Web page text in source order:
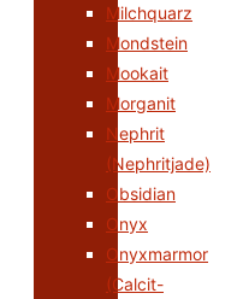
Milchquarz
Mondstein
Mookait
Morganit
Nephrit
(Nephritjade)
Obsidian
Onyx
Onyxmarmor
(Calcit-